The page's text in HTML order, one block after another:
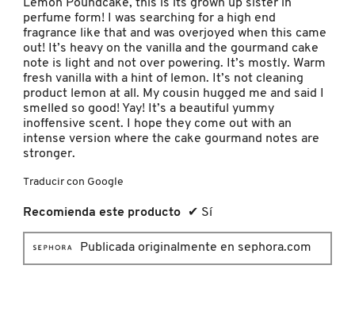
NUXE
OLAPLEX
OLLIE
OUAI HAIRCARE
Lemon Poundcake, this is its grown up sister in
perfume form! I was searching for a high end
fragrance like that and was overjoyed when this came
out! It’s heavy on the vanilla and the gourmand cake
note is light and not over powering. It’s mostly. Warm
fresh vanilla with a hint of lemon. It’s not cleaning
product lemon at all. My cousin hugged me and said I
smelled so good! Yay! It’s a beautiful yummy
inoffensive scent. I hope they come out with an
intense version where the cake gourmand notes are
stronger.
Traducir con Google
Recomienda este producto ✔ Sí
Publicada originalmente en sephora.com